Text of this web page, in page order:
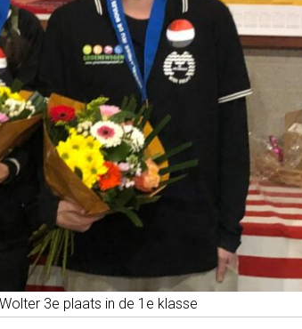
3e plaats in de 1e klasse